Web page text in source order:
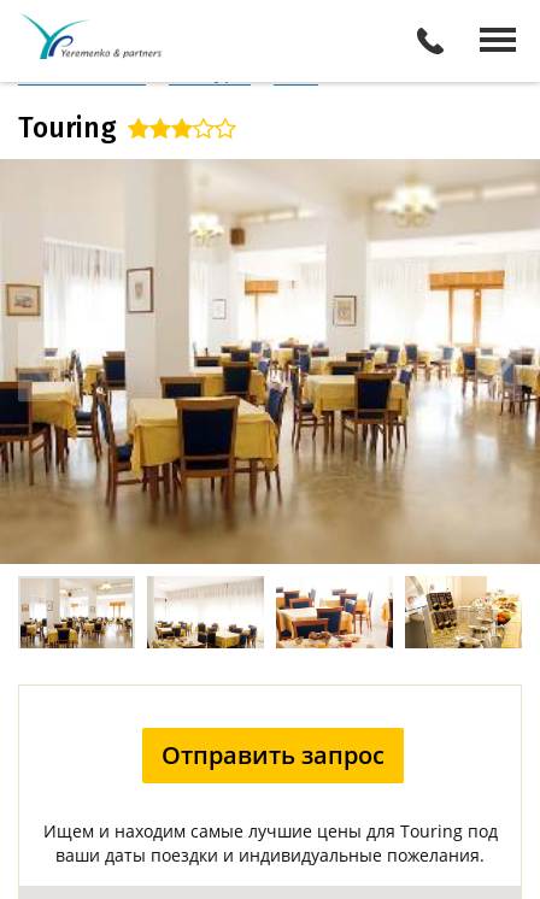
Италия
Touring
Отправить запрос
Ищем и находим самые лучшие цены для Touring под
ваши даты поездки и индивидуальные пожелания.